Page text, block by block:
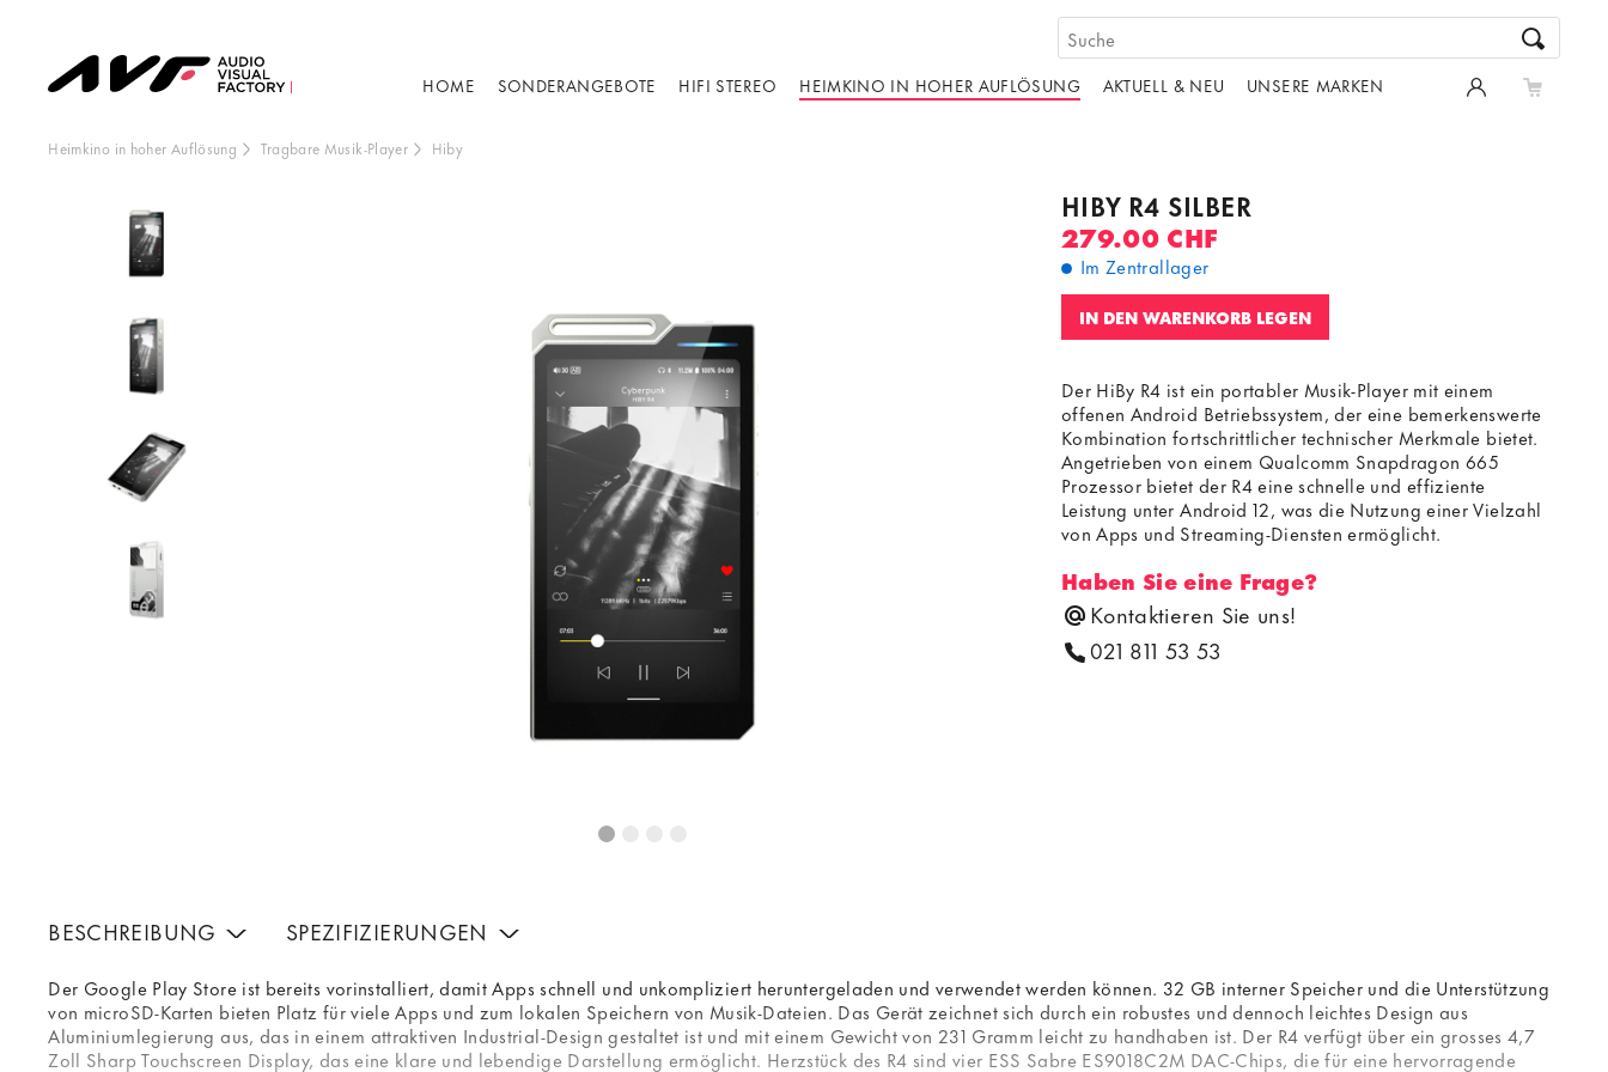
HOME SONDERANGEBOTE HIFI STEREO HEIMKINO IN HOHER AUFLÖSUNG AKTUELL & NEU UNSERE MARKEN
Heimkino in hoher Auflösung Tragbare Musik-Player Hiby
HIBY R4 SILBER
279.00 CHF
Im Zentrallager
IN DEN WARENKORB LEGEN
Der HiBy R4 ist ein portabler Musik-Player mit einem
offenen Android Betriebssystem, der eine bemerkenswerte
Kombination fortschrittlicher technischer Merkmale bietet.
Angetrieben von einem Qualcomm Snapdragon 665
Prozessor bietet der R4 eine schnelle und effiziente
Leistung unter Android 12, was die Nutzung einer Vielzahl
von Apps und Streaming-Diensten ermöglicht.
Haben Sie eine Frage?
Kontaktieren Sie uns!
021 811 53 53
BESCHREIBUNG
Der Google Play Store ist bereits vorinstalliert, damit Apps schnell und unkompliziert heruntergeladen und verwendet werden können. 32 GB interner Speicher und die Unterstützung
von microSD-Karten bieten Platz für viele Apps und zum lokalen Speichern von Musik-Dateien. Das Gerät zeichnet sich durch ein robustes und dennoch leichtes Design aus
Aluminiumlegierung aus, das in einem attraktiven Industrial-Design gestaltet ist und mit einem Gewicht von 231 Gramm leicht zu handhaben ist. Der R4 verfügt über ein grosses 4,7
Zoll Sharp Touchscreen Display, das eine klare und lebendige Darstellung ermöglicht. Herzstück des R4 sind vier ESS Sabre ES9018C2M DAC-Chips, die für eine hervorragende
SPEZIFIZIERUNGEN